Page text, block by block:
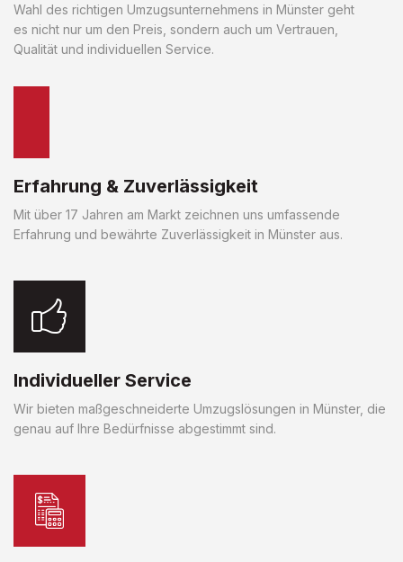
Wahl des richtigen Umzugsunternehmens in Münster geht
es nicht nur um den Preis, sondern auch um Vertrauen,
Qualität und individuellen Service.
Erfahrung & Zuverlässigkeit
Mit über 17 Jahren am Markt zeichnen uns umfassende
Erfahrung und bewährte Zuverlässigkeit in Münster aus.
Individueller Service
Wir bieten maßgeschneiderte Umzugslösungen in Münster, die
genau auf Ihre Bedürfnisse abgestimmt sind.